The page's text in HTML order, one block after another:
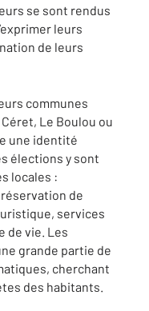
se sont rendus
leurs
de leurs
communes
Le Boulou ou
une identité
élections y sont
locales :
de
services
de vie. Les
grande partie de
cherchant
des habitants.